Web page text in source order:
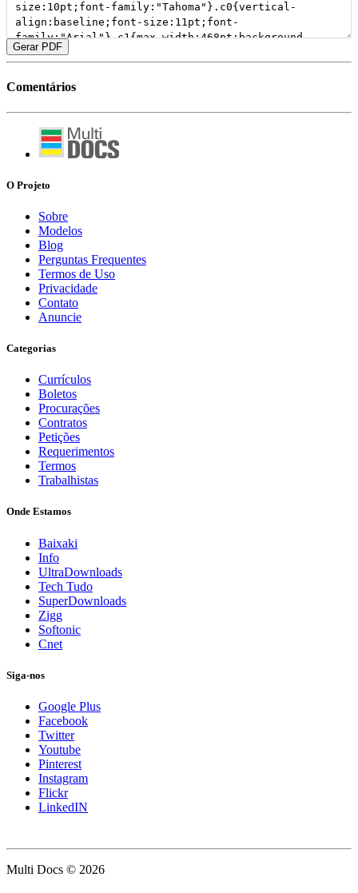
Gerar PDF
Comentários
O Projeto
Sobre
Modelos
Blog
Perguntas Frequentes
Termos de Uso
Privacidade
Contato
Anuncie
Categorias
Currículos
Boletos
Procurações
Contratos
Petições
Requerimentos
Termos
Trabalhistas
Onde Estamos
Baixaki
Info
UltraDownloads
Tech Tudo
SuperDownloads
Zigg
Softonic
Cnet
Siga-nos
Google Plus
Facebook
Twitter
Youtube
Pinterest
Instagram
Flickr
LinkedIN
Multi Docs © 2026